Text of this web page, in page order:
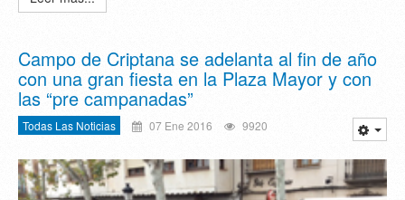
Campo de Criptana se adelanta al fin de año
con una gran fiesta en la Plaza Mayor y con
las “pre campanadas”
Todas Las Noticias 07 Ene 2016 9920